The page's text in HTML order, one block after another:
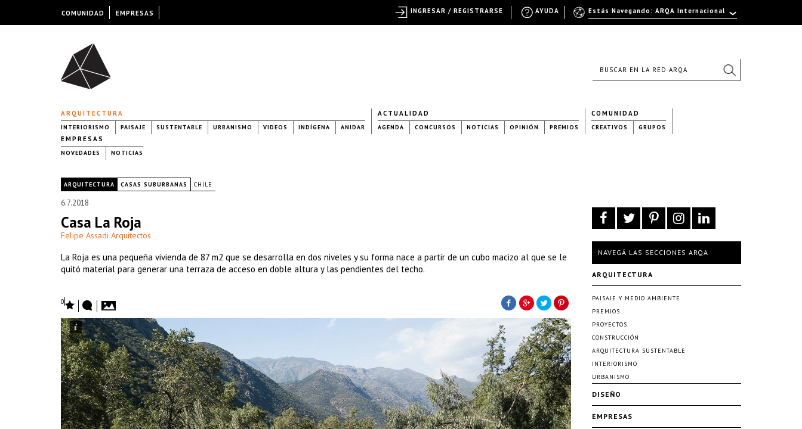
ARQUITECTURA
INTERIORISMO PAISAJE SUSTENTABLE URBANISMO VIDEOS INDÍGENA ANIDAR
ACTUALIDAD
AGENDA CONCURSOS NOTICIAS OPINIÓN PREMIOS
COMUNIDAD
CREATIVOS GRUPOS
EMPRESAS
NOVEDADES NOTICIAS
ARQUITECTURA CASAS SUBURBANAS CHILE
6.7.2018
Casa La Roja
Felipe Assadi Arquitectos
La Roja es una pequeña vivienda de 87 m2 que se desarrolla en dos niveles y su forma nace a partir de un cubo macizo al que se le
quitó material para generar una terraza de acceso en doble altura y las pendientes del techo.
0
NAVEGÁ LAS SECCIONES ARQA
ARQUITECTURA
PAISAJE Y MEDIO AMBIENTE
PREMIOS
PROYECTOS
CONSTRUCCIÓN
ARQUITECTURA SUSTENTABLE
INTERIORISMO
URBANISMO
DISEÑO
EMPRESAS
COMUNIDAD EMPRESAS Estás Navegando: ARQA Internacional
AYUDA
INGRESAR / REGISTRARSE